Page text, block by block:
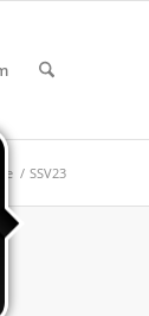
/ SSV23